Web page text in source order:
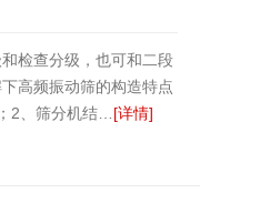
检查分级，也可和二段
高频振动筛的构造特点
2、筛分机结…[详情]